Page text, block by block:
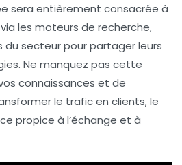
sera entièrement consacrée à
les moteurs de recherche,
du secteur pour partager leurs
. Ne manquez pas cette
connaissances et de
le trafic en clients, le
propice à l’échange et à